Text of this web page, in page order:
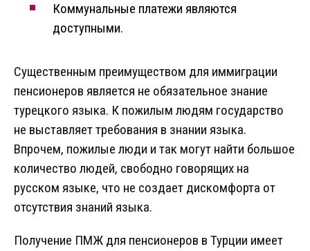
Коммунальные платежи являются
доступными.
Существенным преимуществом для иммиграции
пенсионеров является не обязательное знание
турецкого языка. К пожилым людям государство
не выставляет требования в знании языка.
Впрочем, пожилые люди и так могут найти большое
количество людей, свободно говорящих на
русском языке, что не создает дискомфорта от
отсутствия знаний языка.
Получение ПМЖ для пенсионеров в Турции имеет